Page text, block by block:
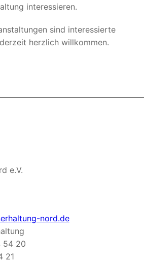
interessieren.
sind interessierte
herzlich willkommen.
e.V.
nord.de
54 20
21